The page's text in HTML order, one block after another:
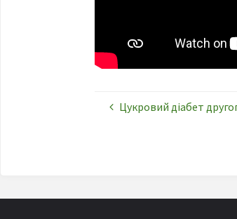
Цукровий діабет